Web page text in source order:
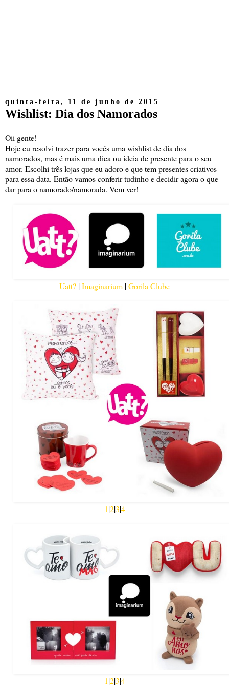
quinta-feira, 11 de junho de 2015
Wishlist: Dia dos Namorados
Oii gente!
Hoje eu resolvi trazer para vocês uma wishlist de dia dos
namorados, mas é mais uma dica ou ideia de presente para o seu
amor. Escolhi três lojas que eu adoro e que tem presentes criativos
para essa data. Então vamos conferir tudinho e decidir agora o que
dar para o namorado/namorada. Vem ver!
Uatt? | Imaginarium | Gorila Clube
1|2|3|4
1|2|3|4